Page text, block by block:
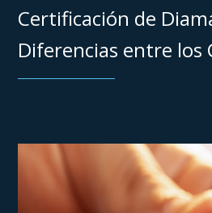
Certificación de
Diferencias entre los
GIA, IGI, HRD y AGS